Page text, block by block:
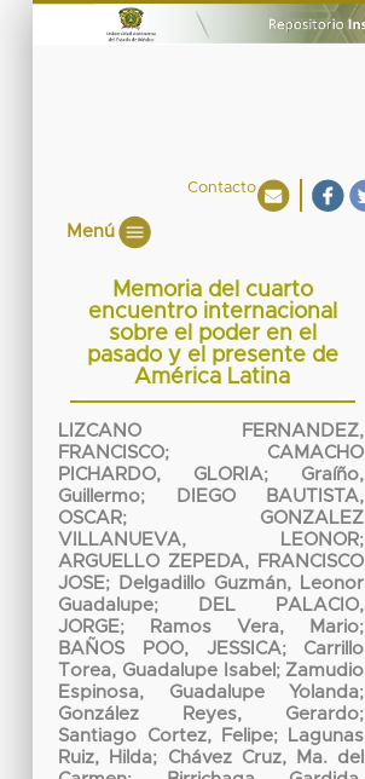
Contacto
Menú
Memoria del cuarto
encuentro internacional
sobre el poder en el
pasado y el presente de
América Latina
LIZCANO FERNANDEZ,
FRANCISCO; CAMACHO
PICHARDO, GLORIA; Graíño,
Guillermo;
DIEGO BAUTISTA,
OSCAR; GONZALEZ
VILLANUEVA, LEONOR;
ARGUELLO ZEPEDA, FRANCISCO
JOSE;
Delgadillo Guzmán, Leonor
Guadalupe;
DEL PALACIO,
JORGE; Ramos Vera, Mario;
BAÑOS POO, JESSICA; Carrillo
Torea, Guadalupe Isabel ; Zamudio
Espinosa, Guadalupe Yolanda;
González Reyes, Gerardo;
Santiago Cortez, Felipe;
Lagunas
Ruiz, Hilda; Chávez Cruz, Ma. del